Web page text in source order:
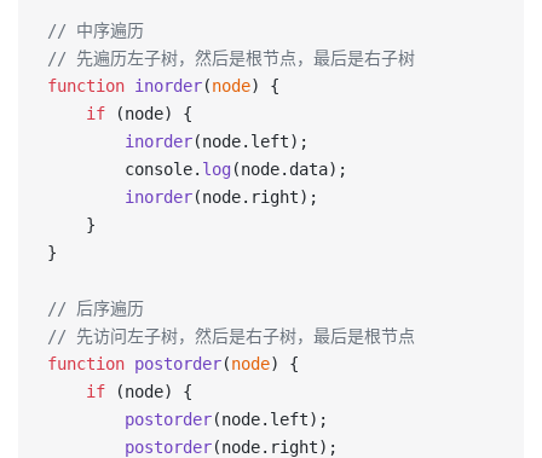
// 中序遍历
// 先遍历左子树，然后是根节点，最后是右子树
function inorder(node) {
    if
(node) {
        inorder
(node.left);
        console.
log (node.data);
        inorder
(node.right);
    }
}
// 后序遍历
// 先访问左子树，然后是右子树，最后是根节点
function postorder(node) {
    if
(node) {
        postorder
(node.left);
        postorder
(node.right);